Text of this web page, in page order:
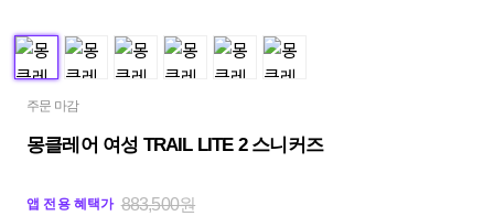
주문 마감
몽클레어 여성 TRAIL LITE 2 스니커즈
앱 전용 혜택가 883,500원